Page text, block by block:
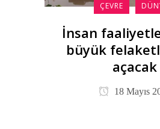
ÇEVRE
İnsan
büyük
açacak
18 Mayıs